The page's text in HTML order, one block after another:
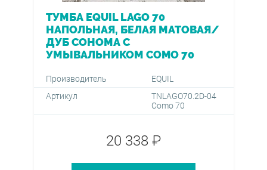
ТУМБА EQUIL LAGO 70
НАПОЛЬНАЯ, БЕЛАЯ МАТОВАЯ/
ДУБ СОНОМА С
УМЫВАЛЬНИКОМ COMO 70
Производитель
EQUIL
Артикул
TNLAGO70.2D-04
Como 70
20 338 ₽